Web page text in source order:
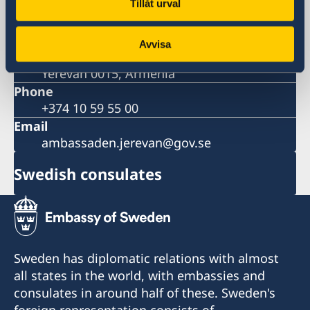
Tillåt urval
Avvisa
Visiting address
Yerevan Plaza Business Centre
Yerevan 0015, Armenia
Phone
+374 10 59 55 00
Email
ambassaden.jerevan@gov.se
Swedish consulates
Sweden has diplomatic relations with almost
all states in the world, with embassies and
consulates in around half of these. Sweden's